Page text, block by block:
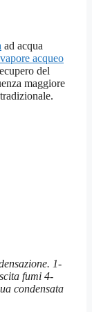
ad acqua
vapore acqueo
del
maggiore
1-
fumi 4-
condensata